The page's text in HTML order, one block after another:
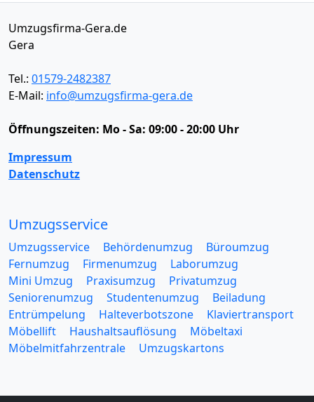
Umzugsfirma-Gera.de
Gera
Tel.: 01579-2482387
E-Mail: info@umzugsfirma-gera.de
Öffnungszeiten: Mo - Sa: 09:00 - 20:00 Uhr
Impressum
Datenschutz
Umzugsservice
Umzugsservice Behördenumzug
Büroumzug
Fernumzug
Firmenumzug
Laborumzug
Mini Umzug
Praxisumzug
Privatumzug
Seniorenumzug
Studentenumzug
Beiladung
Entrümpelung
Halteverbotszone
Klaviertransport
Möbellift
Haushaltsauflösung
Möbeltaxi
Möbelmitfahrzentrale
Umzugskartons